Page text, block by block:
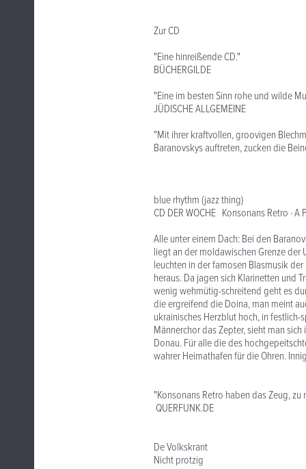
Zur CD
"Eine hinreißende CD."
BÜCHERGILDE
"Eine im besten Sinn rohe und wilde
JÜDISCHE ALLGEMEINE
"Mit ihrer kraftvollen, groovigen
Baranovskys auftreten, zucken die
blue rhythm (jazz thing)
CD DER WOCHE Konsonans Retro · A
Alle unter einem Dach: Bei den
liegt an der moldawischen Grenze der
leuchten in der famosen Blasmusik
heraus. Da jagen sich Klarinetten und
wenig wehmütig-schreitend geht es
die ergreifend die Doina, man meint
ukrainisches Herzblut hoch, in
Männerchor das Zepter, sieht man
Donau. Für alle die des
wahrer Heimathafen für die Ohren.
"Konsonans Retro haben das Zeug,
QUERFUNK.DE
De Volkskrant
Nicht protzig